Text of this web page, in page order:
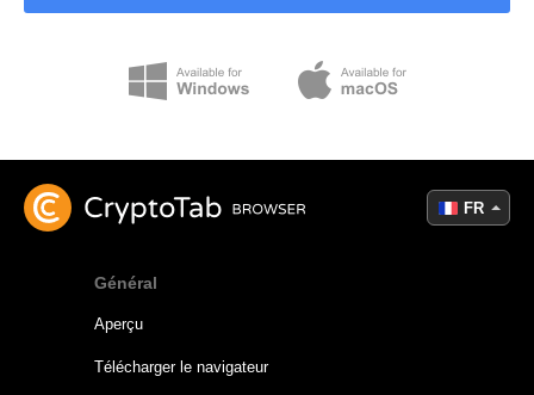
Général
Aperçu
Télécharger le navigateur
FR